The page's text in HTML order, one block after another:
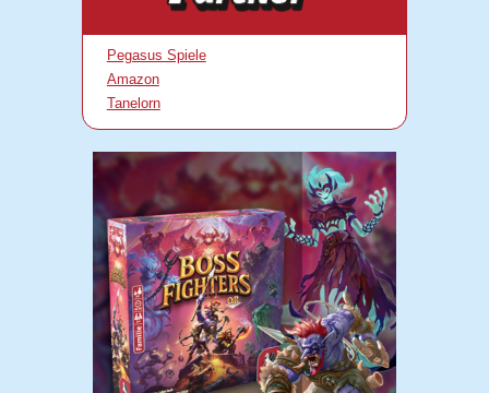
Pegasus Spiele
Amazon
Tanelorn